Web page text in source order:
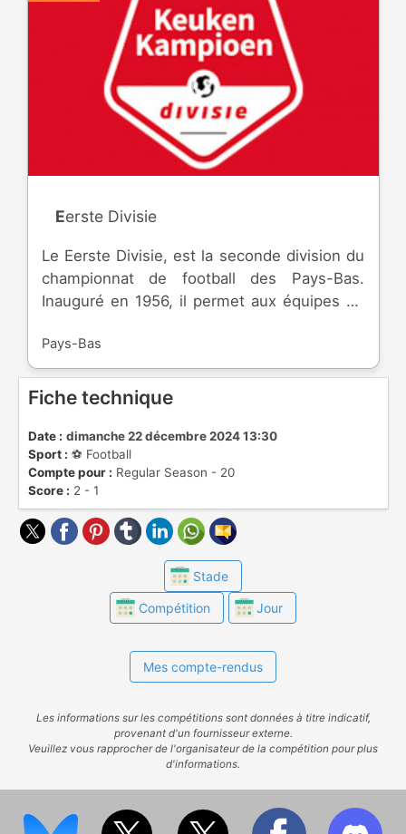
Eerste Divisie
Le Eerste Divisie, est la seconde division du
championnat de football des Pays-Bas.
Inauguré en 1956, il permet aux équipes de
participer à la Coupe Nationale.
Pays-Bas
Fiche technique
Date : dimanche 22 décembre 2024 13:30
Sport : ⚽️ Football
Compte pour : Regular Season - 20
Score : 2 - 1
Stade
Compétition Jour
Mes compte-rendus
Les informations sur les compétitions sont données à titre indicatif,
provenant d'un fournisseur externe.
Veuillez vous rapprocher de l'organisateur de la compétition pour plus
d'informations.